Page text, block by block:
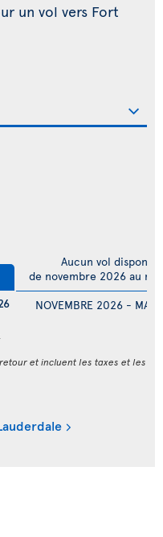
un vol vers Fort
NOVEMBRE 2026 -
Aucun vol
de novembre 2026 au
et incluent les taxes et les